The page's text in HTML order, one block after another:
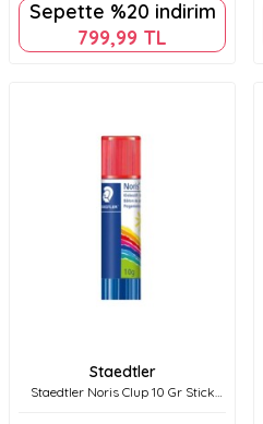
Sepette %20 indirim
799,99 TL
Staedtler
Staedtler Noris Clup 10 Gr Stick